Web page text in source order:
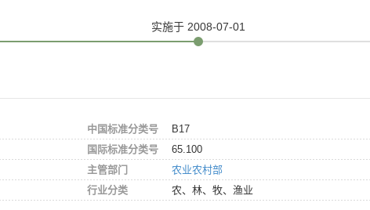
实施于 2008-07-01
中国标准分类号
B17
国际标准分类号
65.100
主管部门
农业农村部
行业分类
农、林、牧、渔业